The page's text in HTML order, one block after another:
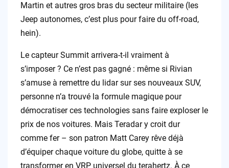
Martin et autres gros bras du secteur militaire (les
Jeep autonomes, c’est plus pour faire du off-road,
hein).
Le capteur Summit arrivera-t-il vraiment à
s’imposer ? Ce n’est pas gagné : même si Rivian
s’amuse à remettre du lidar sur ses nouveaux SUV,
personne n’a trouvé la formule magique pour
démocratiser ces technologies sans faire exploser le
prix de nos voitures. Mais Teradar y croit dur
comme fer – son patron Matt Carey rêve déjà
d’équiper chaque voiture du globe, quitte à se
transformer en VRP universel du terahertz. À ce